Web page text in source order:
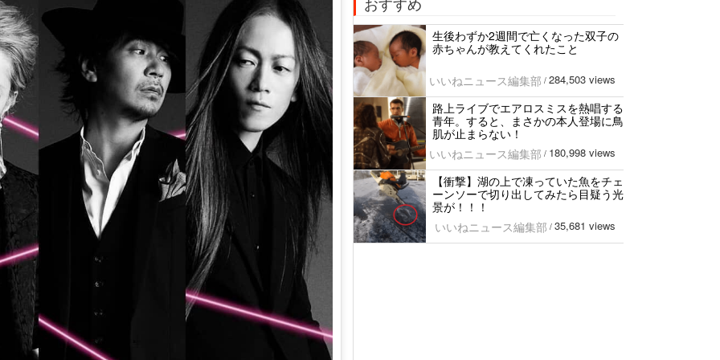
生後わずか2週間で亡くなった双子の
赤ちゃんが教えてくれたこと
いいねニュース編集部 / 284,503 views
路上ライブでエアロスミスを熱唱する
青年。すると、まさかの本人登場に鳥
肌が止まらない！
いいねニュース編集部 / 180,998 views
【衝撃】湖の上で凍っていた魚をチェ
ーンソーで切り出してみたら目疑う光
景が！！！
いいねニュース編集部 / 35,681 views